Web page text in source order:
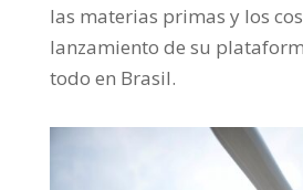
las materias primas y los
lanzamiento de su
todo en Brasil.